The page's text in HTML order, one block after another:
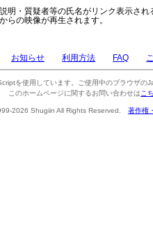
明・質疑者等の氏名がリンク表示さ
らの映像が再生されます。
お知らせ 利用方法 FAQ
を使用しています。ご使用中のブラウザの
このホームページに関するお問い合わせは こ
2026 Shugiin All Rights Reserved. 著作権